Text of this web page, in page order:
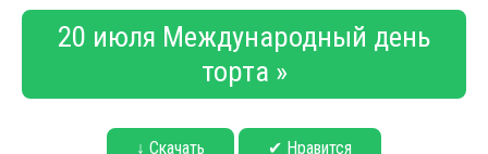
20 июля Международный день
торта »
↓ Скачать ✔ Нравится